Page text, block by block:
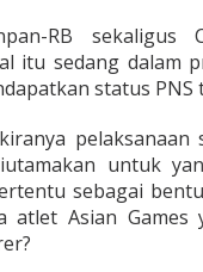
RB sekaligus
itu sedang dalam
status PNS
pelaksanaan
untuk
sebagai
atlet Asian Games